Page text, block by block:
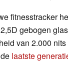
fitnesstracker
gebogen
van 2.000
laatste